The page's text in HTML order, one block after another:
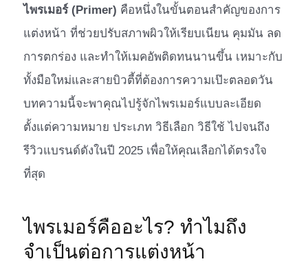
ไพรเมอร์ (Primer) คือหนึ่งในขั้นตอนสำคัญของการ
แต่งหน้า ที่ช่วยปรับสภาพผิวให้เรียบเนียน คุมมัน ลด
การตกร่อง และทำให้เมคอัพติดทนนานขึ้น เหมาะกับ
ทั้งมือใหม่และสายบิวตี้ที่ต้องการความเป๊ะตลอดวัน
บทความนี้จะพาคุณไปรู้จักไพรเมอร์แบบละเอียด
ตั้งแต่ความหมาย ประเภท วิธีเลือก วิธีใช้ ไปจนถึง
รีวิวแบรนด์ดังในปี 2025 เพื่อให้คุณเลือกได้ตรงใจ
ที่สุด
ไพรเมอร์คืออะไร? ทำไมถึง
จำเป็นต่อการแต่งหน้า